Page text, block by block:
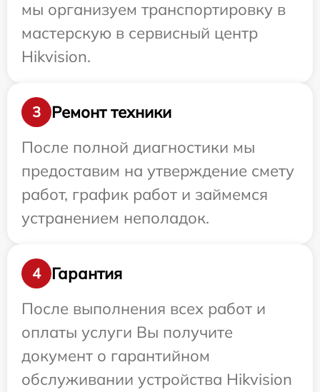
мы организуем транспортировку в
мастерскую в сервисный центр
Hikvision.
3
Ремонт техники
После полной диагностики мы
предоставим на утверждение смету
работ, график работ и займемся
устранением неполадок.
4
Гарантия
После выполнения всех работ и
оплаты услуги Вы получите
документ о гарантийном
обслуживании устройства Hikvision